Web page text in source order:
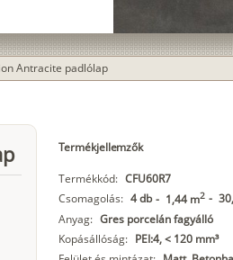
Antracite padlólap
Termékjellemzők
Termékkód: CFU60R7
Csomagolás: 4 db - 1,44 m2 -
Anyag: Gres porcelán fagyálló
Kopásállóság: PEI:4, < 120 mm³